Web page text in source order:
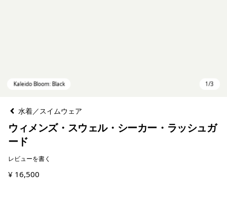
水着／スイムウェア
ウィメンズ・スウェル・シーカー・ラッシュガ
ード
レビューを書く
¥ 16,500